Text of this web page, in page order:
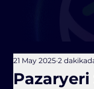
Pazaryeri
21 May 2025 2